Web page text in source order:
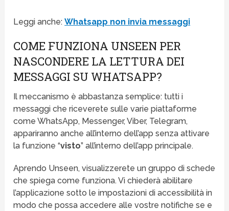
Leggi anche:Whatsapp non invia messaggi
COME FUNZIONA UNSEEN PER
NASCONDERE LA LETTURA DEI
MESSAGGI SU WHATSAPP?
Il meccanismo è abbastanza semplice: tutti i
messaggi che riceverete sulle varie piattaforme
come WhatsApp, Messenger, Viber, Telegram,
appariranno anche all’interno dell’app senza attivare
la funzione “visto” all’interno dell’app principale.
Aprendo Unseen, visualizzerete un gruppo di schede
che spiega come funziona. Vi chiederà abilitare
l’applicazione sotto le impostazioni di accessibilità in
modo che possa accedere alle vostre notifiche se e